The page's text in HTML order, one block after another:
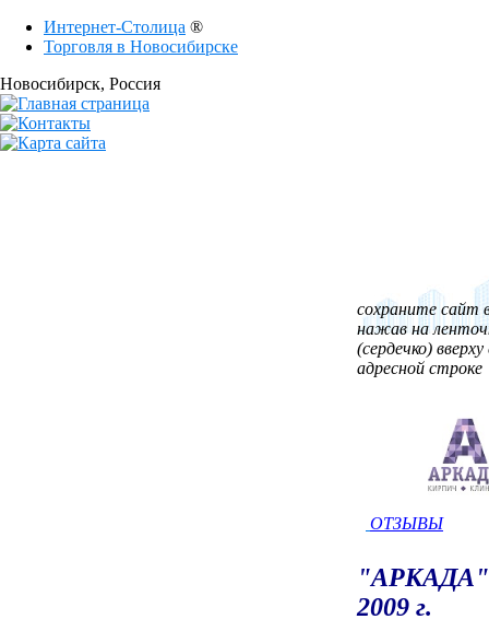
Интернет-Столица ®
Торговля в Новосибирске
Новосибирск, Россия
сохраните сайт
нажав на
(сердечко)
адресной строке
ОТЗЫВЫ
2009 г.